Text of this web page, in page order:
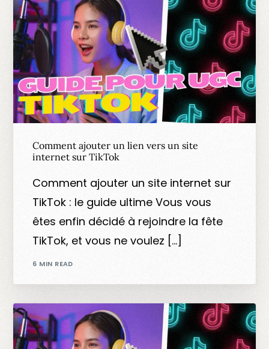
Comment ajouter un lien vers un site
internet sur TikTok
Comment ajouter un site internet sur
TikTok : le guide ultime Vous vous
êtes enfin décidé à rejoindre la fête
TikTok, et vous ne voulez […]
6 MIN READ